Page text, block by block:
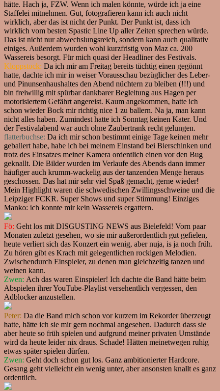
hätte. Hach ja, FZW. Wenn ich malen könnte, würde ich ja eine
Staffelei mitnehmen. Gut, fotografieren kann ich auch nicht
wirklich, aber das ist nicht der Punkt. Der Punkt ist, dass ich
wirklich vom besten Spastic Line Up aller Zeiten sprechen würde.
Das ist nicht nur abwechslungsreich, sondern kann auch qualitativ
einiges. Außerdem wurden wohl kurzfristig von Maz ca. 200
Wassereis besorgt. Für mich quasi der Headliner des Festivals.
Kloppstock: Da ich mir am Freitag bereits tüchtig einen gegönnt
hatte, dachte ich mir in weiser Vorausschau bezüglicher des Leber-
und Pinunsenhaushaltes den Abend nüchtern zu bleiben (!!!) und
bin freiwillig mit spürbar dankbarer Begleitung aus Hagen per
motorisiertem Gefährt angereist. Kaum angekommen, hatte ich
schon wieder Bock mir richtig nice 1 zu ballern. Na ja, man kann
nicht alles haben. Zumindest hatte ich Sonntag keinen Kater. Und
der Festivalabend war auch ohne Zaubertrank recht gelungen.
flatterbuchse: Da ich mir schon bestimmt einige Tage keinen mehr
geballert habe, habe ich bei meinem Einstand bei Bierschinken und
trotz des Einsatzes meiner Kamera ordentlich einen vor den Bug
geknallt. Die Bilder wurden im Verlaufe des Abends dann immer
häufiger auch krumm-wackelig aus der tanzenden Menge heraus
geschossen. Das hat mir sehr viel Spaß gemacht, gerne wieder!
Mein Highlight waren die schwedischen Zwillingsschweine und die
Leipziger FCKR. Super Shows und super Stimmung! Einziges
Manko: ich konnte mir kein Wassereis ergattern.
Fö: Geht los mit DISGUSTING NEWS aus Bielefeld! Vorn paar
Monaten zuletzt gesehen, wo sie mir außerordentlich gut gefielen,
heute verliert sich das Konzert ein wenig, aber nuja, is ja noch früh.
Zu hören gibt es Krach mit gelegentlichen rockigen Melodien.
Zwischendurch Einspieler, zu denen man gleichzeitig tanzen und
weinen kann.
Zwen: Ach das waren Einspieler! Ich dachte die Band hätte beim
Abspielen ihrer YouTube-Playlist versehentlich vergessen, den
Adblocker anzustellen.
Peter: Da die Band mich schon vor kurzem im Rekorder überzeugt
hatte, hätte ich sie mir gern nochmal angesehen. Dadurch dass sie
aber heute so früh spielen und aufgrund meiner privaten Umstände
wird da heute leider nix draus. Schade! Hätten meinetwegen ruhig
etwas später spielen dürfen.
Zwen: Geht doch schon gut los. Ganz ambitionierter Hardcore.
Gesang geht vielleicht ein wenig unter, aber ansonsten knallt es ganz
ordentlich.